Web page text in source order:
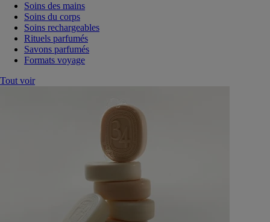
Soins des mains
Soins du corps
Soins rechargeables
Rituels parfumés
Savons parfumés
Formats voyage
Tout voir